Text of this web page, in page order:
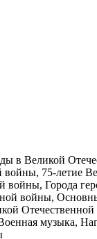
в Великой
войны, 75-летие
войны, Города
войны,
музыка,